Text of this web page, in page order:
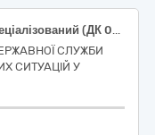
Легковий автомобіль спеціалізований (ДК 021:2015 34110000-1 Легкові автомобілі)
СЛУЖБИ
СИТУАЦІЙ У